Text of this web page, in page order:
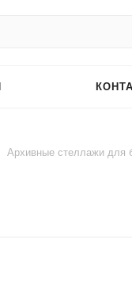
Архивные стеллажи для